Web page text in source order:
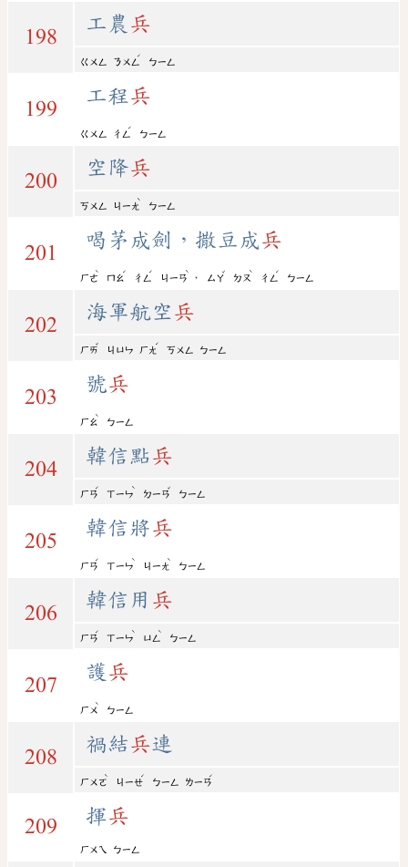
198
工農 兵
ㄍㄨㄥ ㄋㄨㄥ
ˊ
ㄅㄧㄥ
199
工程兵
ㄍㄨㄥ ㄔㄥ
ˊ
ㄅㄧㄥ
200
空降兵
ㄎㄨㄥ ㄐㄧㄤ
ˋ
ㄅㄧㄥ
201
喝茅成劍，撒豆成兵
ㄏㄜ
ˋ
ㄇㄠ
ˊ
ㄔㄥ
ˊ
ㄐㄧㄢ
ˋ
， ㄙㄚ
ˇ
ㄉㄡ
ˋ
ㄔㄥ
ˊ
ㄅㄧㄥ
202
海軍航空 兵
ㄏㄞ
ˇ
ㄐㄩㄣ ㄏㄤ
ˊ
ㄎㄨㄥ ㄅㄧㄥ
203
號兵
ㄏㄠ
ˋ
ㄅㄧㄥ
204
韓信點兵
ㄏㄢ
ˊ
ㄒㄧㄣ
ˋ
ㄉㄧㄢ
ˇ
ㄅㄧㄥ
205
韓信將兵
ㄏㄢ
ˊ
ㄒㄧㄣ
ˋ
ㄐㄧㄤ
ˋ
ㄅㄧㄥ
206
韓信用 兵
ㄏㄢ
ˊ
ㄒㄧㄣ
ˋ
ㄩㄥ
ˋ
ㄅㄧㄥ
207
護 兵
ㄏㄨ
ˋ
ㄅㄧㄥ
208
禍結兵連
ㄏㄨㄛ
ˋ
ㄐㄧㄝ
ˊ
ㄅㄧㄥ ㄌㄧㄢ
ˊ
209 揮兵
ㄏㄨㄟ ㄅㄧㄥ